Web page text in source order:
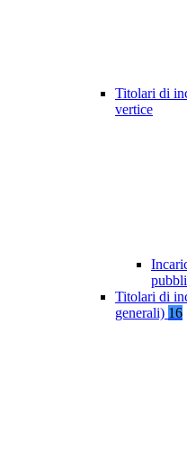
Titolari di
vertice
Titolari di
generali) 16